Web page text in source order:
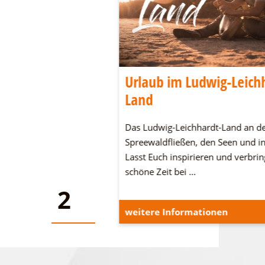
Urlaub im Ludwig-
Land
Das Ludwig-Leichhardt-Land an
Spreewaldfließen, den Seen und
Lasst Euch inspirieren und
schöne Zeit bei …
weitere Informationen
2